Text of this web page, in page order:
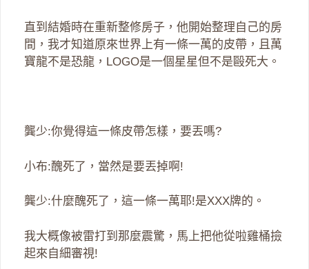
直到結婚時在重新整修房子，他開始整理自己的房
間，我才知道原來世界上有一條一萬的皮帶，且萬
寶龍不是恐龍，LOGO是一個星星但不是毆死大。
龔少:你覺得這一條皮帶怎樣，要丟嗎?
小布:醜死了，當然是要丟掉啊!
龔少:什麼醜死了，這一條一萬耶!是XXX牌的。
我大概像被雷打到那麼震驚，馬上把他從啦雞桶撿
起來自細審視!